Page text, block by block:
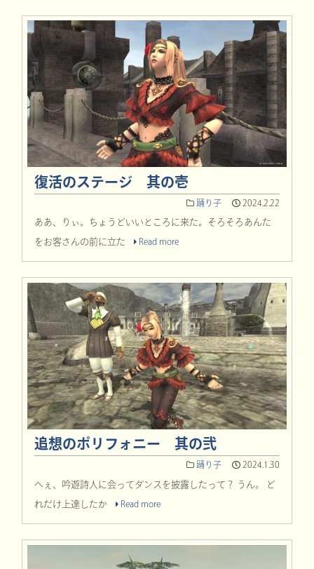
復活のステージ 其の壱
踊り子 2024.2.22
ああ、りぃ。ちょうどいいところに来た。そろそろあんた
をお客さんの前に立た Read more
追想のポリフォニー 其の弐
踊り子 2024.1.30
へぇ、吟遊詩人に会ってダンスを披露したって？ うん。 ど
れだけ上達したか Read more